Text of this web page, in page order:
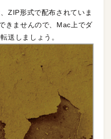
ZIP形式で配布されていま
きませんので、Mac上でダ
送しましょう。